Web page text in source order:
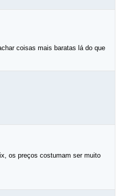
coisas mais baratas lá do que
os preços costumam ser muito